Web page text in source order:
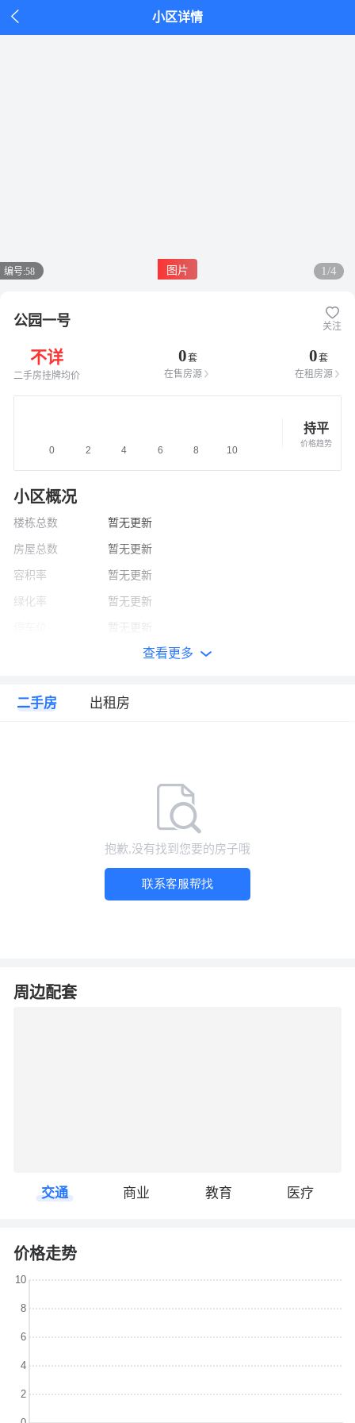
 小区详情
1/4
图片
编号:58
公园一号 关注
不详
二手房挂牌均价
0套
在售房源
0套
在租房源
持平
价格趋势
小区概况
楼栋总数 暂无更新
房屋总数 暂无更新
容积率 暂无更新
绿化率 暂无更新
暂无更新
竣工时间 暂无更新
四川省绵阳市江油市纪念碑街西段南侧193号
查看更多
二手房 出租房
抱歉,没有找到您要的房子哦
联系客服帮找
周边配套
交通 商业 教育 医疗
价格走势